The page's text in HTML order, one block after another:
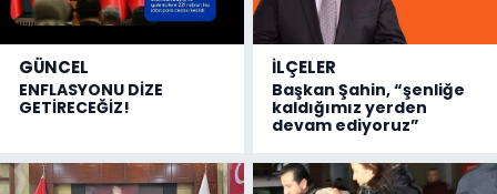
GÜNCEL
ENFLASYONU DİZE
GETİRECEĞİZ!
İLÇELER
Başkan Şahin, “şenliğe
kaldığımız yerden
devam ediyoruz”